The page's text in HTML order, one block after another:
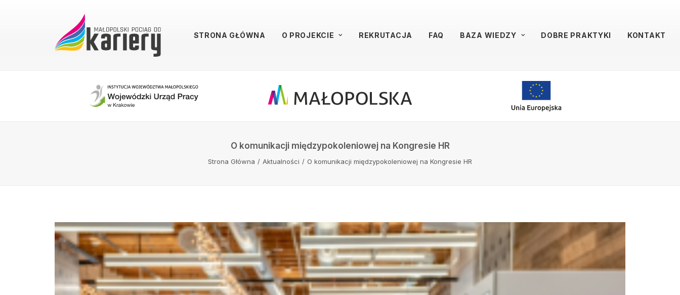
STRONA GŁÓWNA O PROJEKCIE REKRUTACJA FAQ BAZA WIEDZY DOBRE PRAKTYKI KONTAKT
O komunikacji międzypokoleniowej na Kongresie HR
Strona Główna Aktualności O komunikacji międzypokoleniowej na Kongresie HR